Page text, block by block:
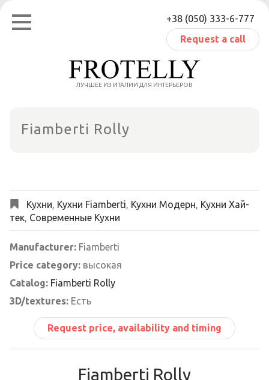
Skip
content
+38 (050) 333-6-777
Request a call
ЛУЧШЕЕ ИЗ ИТАЛИИ ДЛЯ ИНТЕРЬЕРОВ
Fiamberti Rolly
Кухни, Кухни Fiamberti, Кухни Модерн, Кухни Хай-
тек, Современные Кухни
Manufacturer: Fiamberti
Price category: высокая
Catalog: Fiamberti Rolly
3D/textures: Есть
Request price, availability and timing
Fiamberti Rolly